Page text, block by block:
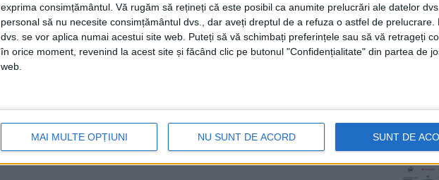
exprima consimțământul. Vă rugăm să rețineți că este posibil ca anumite prelucrări ale datelor
personal să nu necesite consimțământul dvs., dar aveți dreptul de a refuza o astfel de prelucrare.
dvs. se vor aplica numai acestui site web. Puteți să vă schimbați preferințele sau să vă retrageți
în orice moment, revenind la acest site și făcând clic pe butonul "Confidențialitate" din partea de
web.
MAI MULTE OPȚIUNI NU SUNT DE ACORD SUNT DE